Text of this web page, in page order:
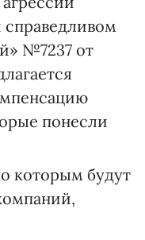
№7237 от
понесли
которым будут